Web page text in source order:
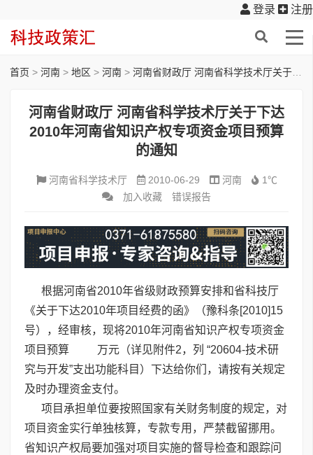
登录 注册
首页 > 河南 > 地区 > 河南 > 河南省财政厅 河南省科学技术厅关于下达2010年河南省知识产权专项资金项目预算的通知
河南省财政厅 河南省科学技术厅关于下达
2010年河南省知识产权专项资金项目预算
的通知
河南省科学技术厅 2010-06-29 河南
1℃
加入收藏
错误报告
根据河南省2010年省级财政预算安排和省科技厅
《关于下达2010年项目经费的函》（豫科条[2010]15
号），经审核，现将2010年河南省知识产权专项资金
项目预算 万元（详见附件2，列 “20604-技术研
究与开发”支出功能科目）下达给你们，请按有关规定
及时办理资金支付。
项目承担单位要按照国家有关财务制度的规定，对
项目资金实行单独核算，专款专用，严禁截留挪用。
省知识产权局要加强对项目实施的督导检查和跟踪问